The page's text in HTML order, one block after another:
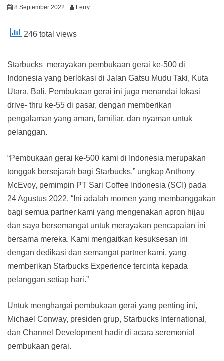
8 September 2022 Ferry
246 total views
Starbucks merayakan pembukaan gerai ke-500 di
Indonesia yang berlokasi di Jalan Gatsu Mudu Taki, Kuta
Utara, Bali. Pembukaan gerai ini juga menandai lokasi
drive- thru ke-55 di pasar, dengan memberikan
pengalaman yang aman, familiar, dan nyaman untuk
pelanggan.
“Pembukaan gerai ke-500 kami di Indonesia merupakan
tonggak bersejarah bagi Starbucks,” ungkap Anthony
McEvoy, pemimpin PT Sari Coffee Indonesia (SCI) pada
24 Agustus 2022. “Ini adalah momen yang membanggakan
bagi semua partner kami yang mengenakan apron hijau
dan saya bersemangat untuk merayakan pencapaian ini
bersama mereka. Kami mengaitkan kesuksesan ini
dengan dedikasi dan semangat partner kami, yang
memberikan Starbucks Experience tercinta kepada
pelanggan setiap hari.”
Untuk menghargai pembukaan gerai yang penting ini,
Michael Conway, presiden grup, Starbucks International,
dan Channel Development hadir di acara seremonial
pembukaan gerai.